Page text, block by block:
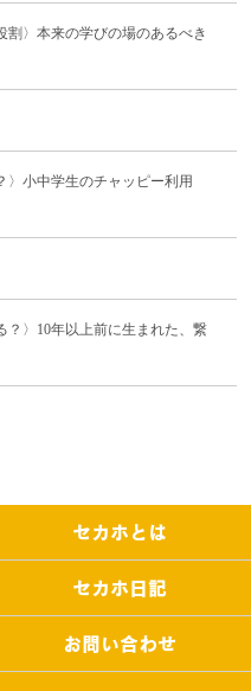
割〉本来の学びの場のあるべき
〉小中学生のチャッピー利用
？〉10年以上前に生まれた、繋
セカホとは
セカホ日記
お問い合わせ